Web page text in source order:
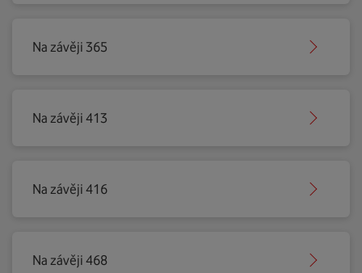
Na závěji 365
Na závěji 413
Na závěji 416
Na závěji 468